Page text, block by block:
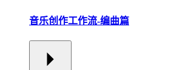
音乐创作工作流-编曲篇